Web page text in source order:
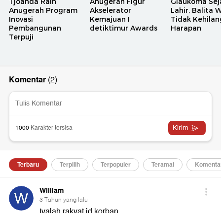
Anugerah Program
Inovasi
Pembangunan
Terpuji
Akselerator
Kemajuan I
detiktimur Awards
Lahir, Balita
Tidak
Harapan